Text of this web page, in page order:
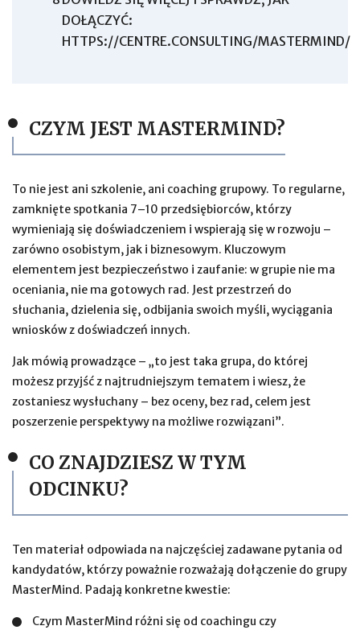
DOŁĄCZYĆ:
HTTPS://CENTRE.CONSULTING/MASTERMIND/
CZYM JEST MASTERMIND?
To nie jest ani szkolenie, ani coaching grupowy. To regularne,
zamknięte spotkania 7–10 przedsiębiorców, którzy
wymieniają się doświadczeniem i wspierają się w rozwoju –
zarówno osobistym, jak i biznesowym. Kluczowym
elementem jest bezpieczeństwo i zaufanie: w grupie nie ma
oceniania, nie ma gotowych rad. Jest przestrzeń do
słuchania, dzielenia się, odbijania swoich myśli, wyciągania
wniosków z doświadczeń innych.
Jak mówią prowadzące – „to jest taka grupa, do której
możesz przyjść z najtrudniejszym tematem i wiesz, że
zostaniesz wysłuchany – bez oceny, bez rad, celem jest
poszerzenie perspektywy na możliwe rozwiązani”.
CO ZNAJDZIESZ W TYM
ODCINKU?
Ten materiał odpowiada na najczęściej zadawane pytania od
kandydatów, którzy poważnie rozważają dołączenie do grupy
MasterMind. Padają konkretne kwestie:
Czym MasterMind różni się od coachingu czy